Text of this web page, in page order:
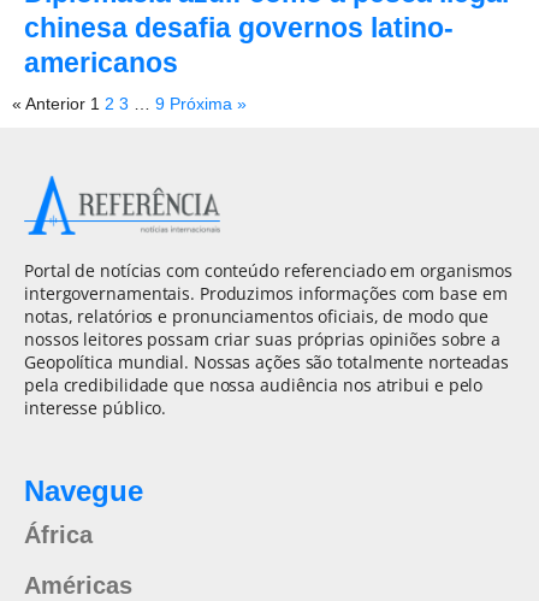
chinesa desafia governos latino-
americanos
« Anterior 1 2 3 9 Próxima »
Portal de notícias com conteúdo referenciado em organismos
intergovernamentais. Produzimos informações com base em
notas, relatórios e pronunciamentos oficiais, de modo que
nossos leitores possam criar suas próprias opiniões sobre a
Geopolítica mundial. Nossas ações são totalmente norteadas
pela credibilidade que nossa audiência nos atribui e pelo
interesse público.
Navegue
África
Américas